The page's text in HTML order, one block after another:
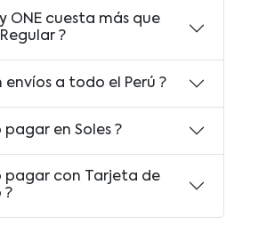
ONE cuesta más que
?
envíos a todo el Perú ?
pagar en Soles ?
pagar con Tarjeta de
?